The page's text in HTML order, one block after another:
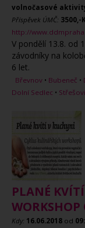
volnočasové
Příspěvek ÚMČ: 3500,-
http://
V pondělí 13.8. od
závodníky na
6 let.
Břevnov • Bubeneč •
Dolní Sedlec •
PLANÉ
WORKSHOP
Kdy: 16.06.2018 od